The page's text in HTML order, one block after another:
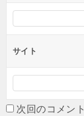
サイト
次回のコメン